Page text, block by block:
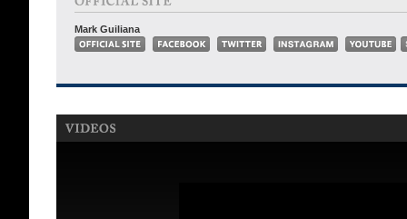
Mark Guiliana